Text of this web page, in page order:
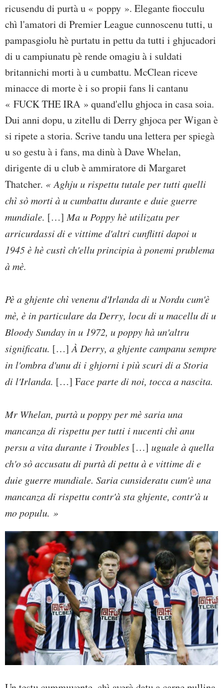
ricusendu di purtà u « poppy ». Elegante fiocculu
chì l'amatori di Premier League cunnoscenu tutti, u
pampasgiolu hè purtatu in pettu da tutti i ghjucadori
di u campiunatu pè rende omagiu à i suldati
britannichi morti à u cumbattu. McClean riceve
minacce di morte è i so propii fans li cantanu
« FUCK THE IRA » quand'ellu ghjoca in casa soia.
Dui anni dopu, u zitellu di Derry ghjoca per Wigan è
si ripete a storia. Scrive tandu una lettera per spiegà
u so gestu à i fans, ma dinù à Dave Whelan,
dirigente di u club è ammiratore di Margaret
Thatcher. « Aghju u rispettu tutale per tutti quelli
chì sò morti à u cumbattu durante e duie guerre
mundiale. […]Ma u Poppy hè utilizatu per
arricurdassi di e vittime d'altri cunflitti dapoi u
1945 è hè custì ch'ellu principia à ponemi prublema
à mè.
Pè a ghjente chì venenu d'Irlanda di u Nordu cum'è
mè, è in particulare da Derry, locu di u macellu di u
Bloody Sunday in u 1972, u poppy hà un'altru
significatu. […]À Derry, a ghjente campanu sempre
in l'ombra d'unu di i ghjorni i più scuri di a Storia
di l'Irlanda. […] Face parte di noi, tocca a nascita.
Mr Whelan, purtà u poppy per mè saria una
mancanza di rispettu per tutti i nucenti chì anu
persu a vita durante i Troubles […] uguale à quella
ch'o sò accusatu di purtà di pettu à e vittime di e
duie guerre mundiale. Saria cunsideratu cum'è una
mancanza di rispettu contr'à sta ghjente, contr'à u
mo populu. »